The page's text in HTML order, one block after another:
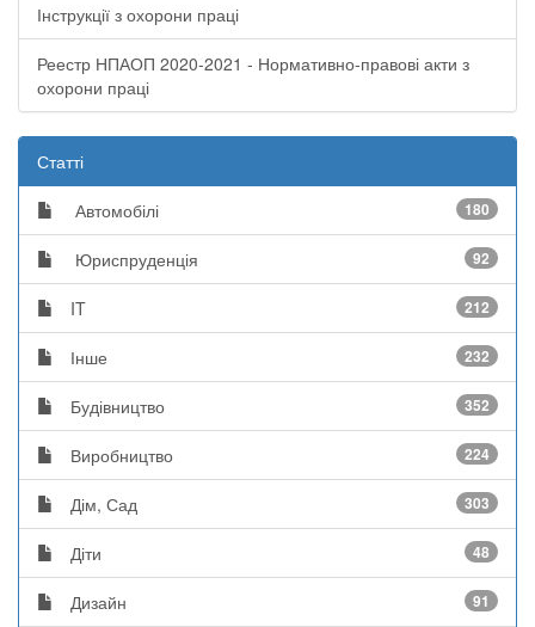
Інструкції з охорони праці
Реестр НПАОП 2020-2021 - Нормативно-правові акти з
охорони праці
Статті
Автомобілі 180
Юриспруденція 92
IT 212
Інше 232
Будівництво 352
Виробництво 224
Дім, Сад 303
Діти 48
Дизайн 91